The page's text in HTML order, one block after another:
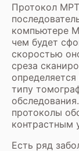
Протокол
компьютере
чем будет
скоростью
среза
типу
протоколы
контрастным
Есть ряд